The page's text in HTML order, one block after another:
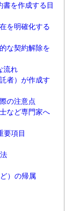
書を作成する目
を明確化する
な契約解除を
流れ
者）が作成す
の注意点
など専門家へ
要項目
）の帰属